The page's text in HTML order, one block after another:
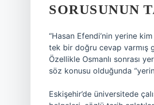
SORUSUNUN
“Hasan Efendi’nin yerine
tek bir doğru cevap varmış
Özellikle Osmanlı sonrası
söz konusu olduğunda
Eskişehir’de üniversitede